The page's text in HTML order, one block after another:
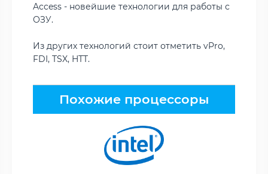
Access - новейшие технологии для работы с
ОЗУ.
Из других технологий стоит отметить vPro,
FDI, TSX, HTT.
Похожие процессоры